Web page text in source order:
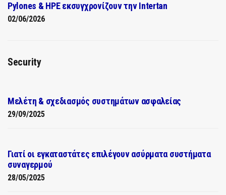
Pylones & HPE εκσυγχρονίζουν την Intertan
02/06/2026
Security
Μελέτη & σχεδιασμός συστημάτων ασφαλείας
29/09/2025
Γιατί οι εγκαταστάτες επιλέγουν ασύρματα συστήματα
συναγερμού
28/05/2025